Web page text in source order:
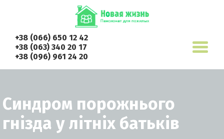
+38 (066) 650 12 42
+38 (063) 340 20 17
+38 (096) 961 24 20
Синдром порожнього
гнізда у літніх батьків